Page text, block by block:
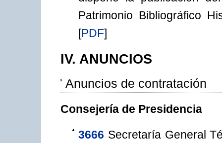
Patrimonio Bibliográfico
[PDF]
IV. ANUNCIOS
Anuncios de contratación
Consejería de Presidencia
3666 Secretaría General